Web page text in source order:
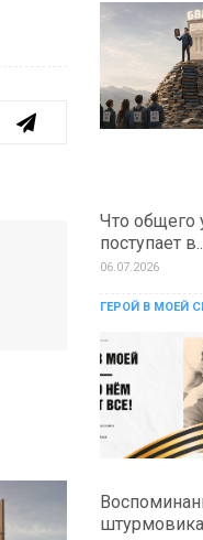
Что общего
поступает
06.07.2026
ГЕРОЙ В МОЕЙ
штурмовика